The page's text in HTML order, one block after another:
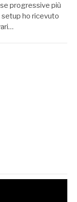
progressive più
ho ricevuto